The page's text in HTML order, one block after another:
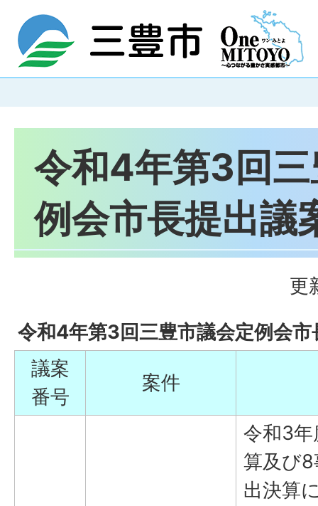
令和4年第3回
例会市長提出議
更
令和4年第3回三豊市議会定例会市
議案
番号
案件
令和3年
算及び
出決算